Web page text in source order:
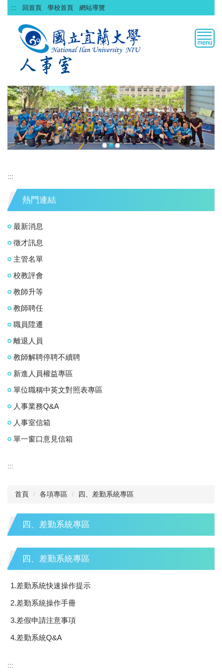
跳
到
::: 回首頁 學校首頁 網站導覽
:::
熱門連結
最新消息
徵才訊息
主管名單
校教評會
教師升等
教師聘任
職員陞遷
離退人員
教師解聘停聘不續聘
新進人員權益專區
單位職稱中英文對照表專區
人事業務Q&A
人事室信箱
單一窗口意見信箱
:::
首頁 各項專區 四、差勤系統專區
四、差勤系統專區
四、差勤系統專區
1.差勤系統快速操作提示
2.差勤系統操作手冊
3.差假申請注意事項
4.差勤系統Q&A
:::